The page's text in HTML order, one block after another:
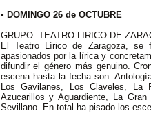
• DOMINGO 26 de OCTUBRE
GRUPO: TEATRO LIRICO DE
El Teatro Lírico de Zaragoza, se
apasionados por la lírica y
difundir el género más genuino.
escena hasta la fecha son:
Los Gavilanes, Los Claveles, La
Azucarillos y Aguardiente, La
Sevillano. En total ha pisado los